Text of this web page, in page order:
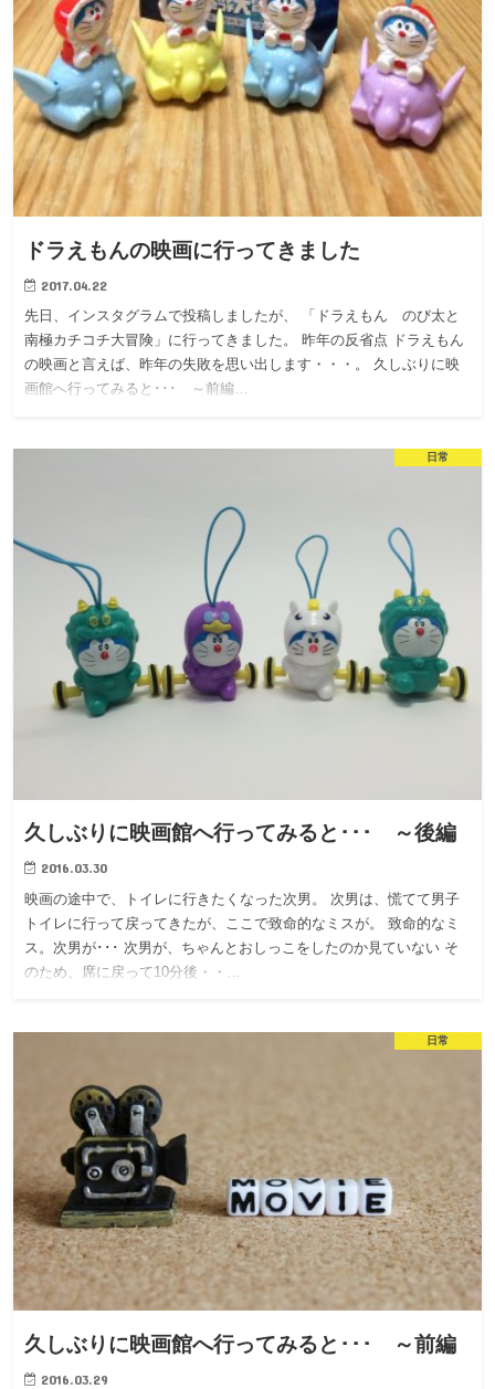
ドラえもんの映画に行ってきました
2017.04.22
先日、インスタグラムで投稿しましたが、 「ドラえもん のび太と
南極カチコチ大冒険」に行ってきました。 昨年の反省点 ドラえもん
の映画と言えば、昨年の失敗を思い出します・・・。 久しぶりに映
画館へ行ってみると･･･ ～前編…
日常
久しぶりに映画館へ行ってみると･･･ ～後編
2016.03.30
映画の途中で、トイレに行きたくなった次男。 次男は、慌てて男子
トイレに行って戻ってきたが、ここで致命的なミスが。 致命的なミ
ス。次男が･･･ 次男が、ちゃんとおしっこをしたのか見ていない そ
のため、席に戻って10分後・・…
日常
久しぶりに映画館へ行ってみると･･･ ～前編
2016.03.29